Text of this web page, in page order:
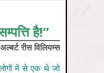
है!”
अल्बर्ट रीस विलियम्स
में से एक थे जो